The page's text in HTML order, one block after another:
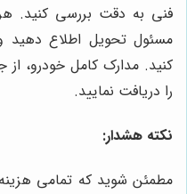
فنی به دقت بررسی کنید.
مسئول تحویل اطلاع
کنید. مدارک کامل خودرو، از
را دریافت نمایید.
نکته هشدار:
مطمئن شوید که تمامی